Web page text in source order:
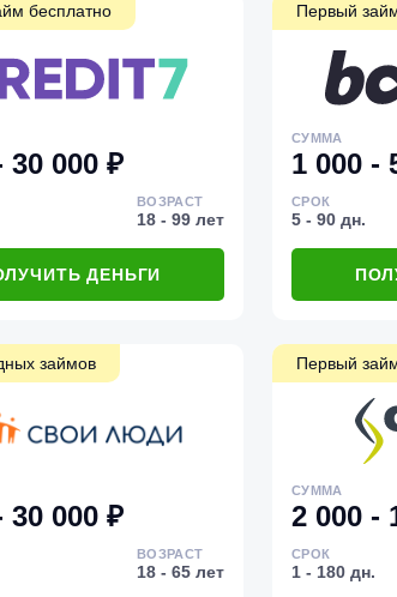
бесплатно
30 000 ₽
ВОЗРАСТ
18 - 99 лет
ДЕНЬГИ
Первый
СУММА
1 000 -
СРОК
5 - 90 дн.
займов
30 000 ₽
ВОЗРАСТ
18 - 65 лет
Первый
СУММА
2 000 -
СРОК
1 - 180 дн.